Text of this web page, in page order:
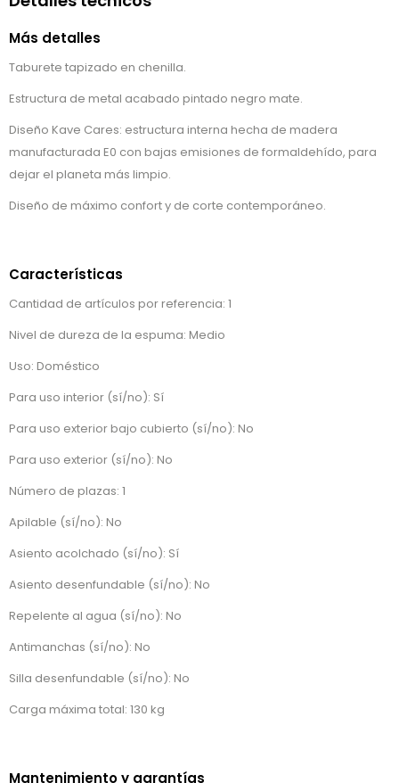
Más detalles
Taburete tapizado en chenilla.
Estructura de metal acabado pintado negro mate.
Diseño Kave Cares: estructura interna hecha de madera
manufacturada E0 con bajas emisiones de formaldehído, para
dejar el planeta más limpio.
Diseño de máximo confort y de corte contemporáneo.
Características
Cantidad de artículos por referencia: 1
Nivel de dureza de la espuma: Medio
Uso: Doméstico
Para uso interior (sí/no): Sí
Para uso exterior bajo cubierto (sí/no): No
Para uso exterior (sí/no): No
Número de plazas: 1
Apilable (sí/no): No
Asiento acolchado (sí/no): Sí
Asiento desenfundable (sí/no): No
Repelente al agua (sí/no): No
Antimanchas (sí/no): No
Silla desenfundable (sí/no): No
Carga máxima total: 130 kg
Mantenimiento y garantías